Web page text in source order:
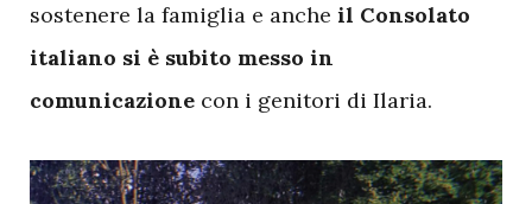
sostenere la famiglia e anche il Consolato
italiano si è subito messo in
comunicazione con i genitori di Ilaria.